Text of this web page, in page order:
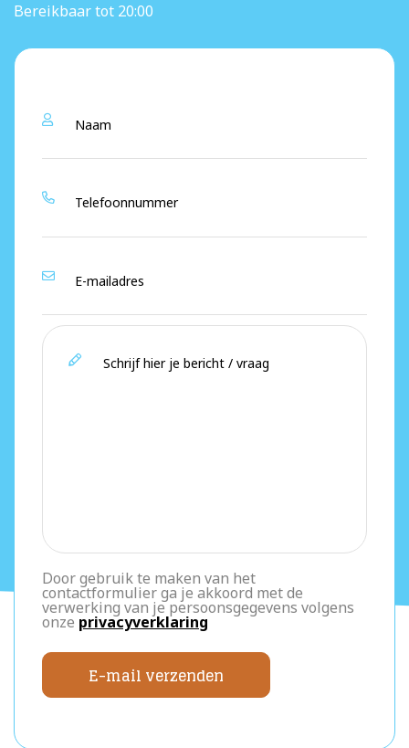
Bereikbaar tot 20:00
Door gebruik te maken van het
contactformulier ga je akkoord met de
verwerking van je persoonsgegevens volgens
onze privacyverklaring
E-mail verzenden